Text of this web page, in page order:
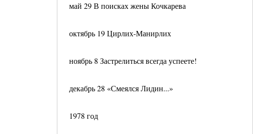
май 29 В поисках жены Кочкарева
октябрь 19 Цирлих-Манирлих
ноябрь 8 Застрелиться всегда успеете!
декабрь 28 «Смеялся Лидин...»
1978 год